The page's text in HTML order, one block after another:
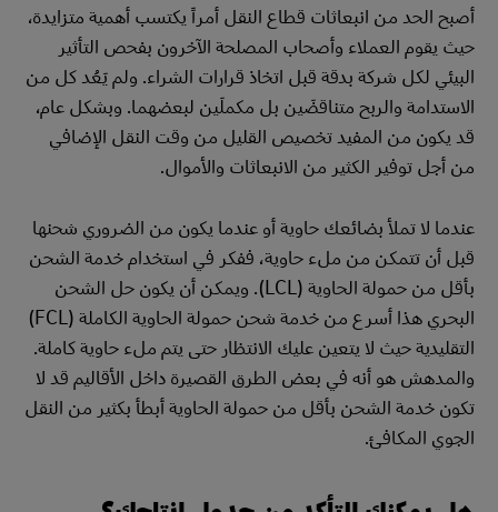
أصبح الحد من انبعاثات قطاع النقل أمراً يكتسب أهمية متزايدة،
حيث يقوم العملاء وأصحاب المصلحة الآخرون بفحص التأثير
البيئي لكل شركة بدقة قبل اتخاذ قرارات الشراء. ولم يَعُد كل من
الاستدامة والربح متناقضَين بل مكملَين لبعضهما. وبشكل عام،
قد يكون من المفيد تخصيص القليل من وقت النقل الإضافي
من أجل توفير الكثير من الانبعاثات والأموال.
عندما لا تملأ بضائعك حاوية أو عندما يكون من الضروري شحنها
قبل أن تتمكن من ملء حاوية، ففكر في استخدام خدمة الشحن
بأقل من حمولة الحاوية (LCL). ويمكن أن يكون حل الشحن
البحري هذا أسرع من خدمة شحن حمولة الحاوية الكاملة (FCL)
التقليدية حيث لا يتعين عليك الانتظار حتى يتم ملء حاوية كاملة.
والمدهش هو أنه في بعض الطرق القصيرة داخل الأقاليم قد لا
تكون خدمة الشحن بأقل من حمولة الحاوية أبطأ بكثير من النقل
الجوي المكافئ.